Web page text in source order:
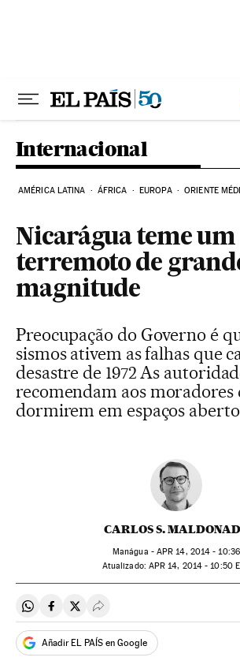
Internacional
AMÉRICA LATINA ÁFRICA EUROPA ORIENTE
Nicarágua teme um
terremoto de
magnitude
Preocupação do Governo é
sismos ativem as falhas que
desastre de 1972 As
recomendam aos moradores
dormirem em espaços
CARLOS S.
Manágua - APR 14, 2014 - 10:36
atualizado: APR 14, 2014 - 10:50
Compartir en Whatsapp
Compartir en Facebook
Compartir en Twitter
Desplegar Redes Sociales
Añadir EL PAÍS en Google